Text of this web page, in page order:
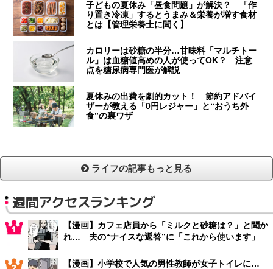
子どもの夏休み「昼食問題」が解決？ 「作
り置き冷凍」するとうまみ＆栄養が増す食材
とは【管理栄養士に聞く】
カロリーは砂糖の半分…甘味料「マルチトー
ル」は血糖値高めの人が使ってOK？ 注意
点を糖尿病専門医が解説
夏休みの出費を劇的カット！ 節約アドバイ
ザーが教える「0円レジャー」と“おうち外
食”の裏ワザ
ライフの記事もっと見る
週間アクセスランキング
【漫画】カフェ店員から「ミルクと砂糖は？」と聞か
れ… 夫の“ナイスな返答”に「これから使います」
【漫画】小学校で人気の男性教師が女子トイレに…